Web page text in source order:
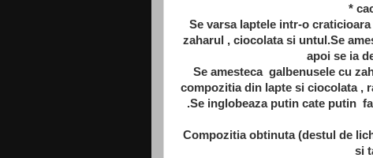
*
Se varsa laptele intr-o
zaharul , ciocolata si untul.Se
apoi se ia
Se amesteca galbenusele cu
compozitia din lapte si ciocolata ,
.Se inglobeaza putin cate putin
Compozitia obtinuta (destul de
si